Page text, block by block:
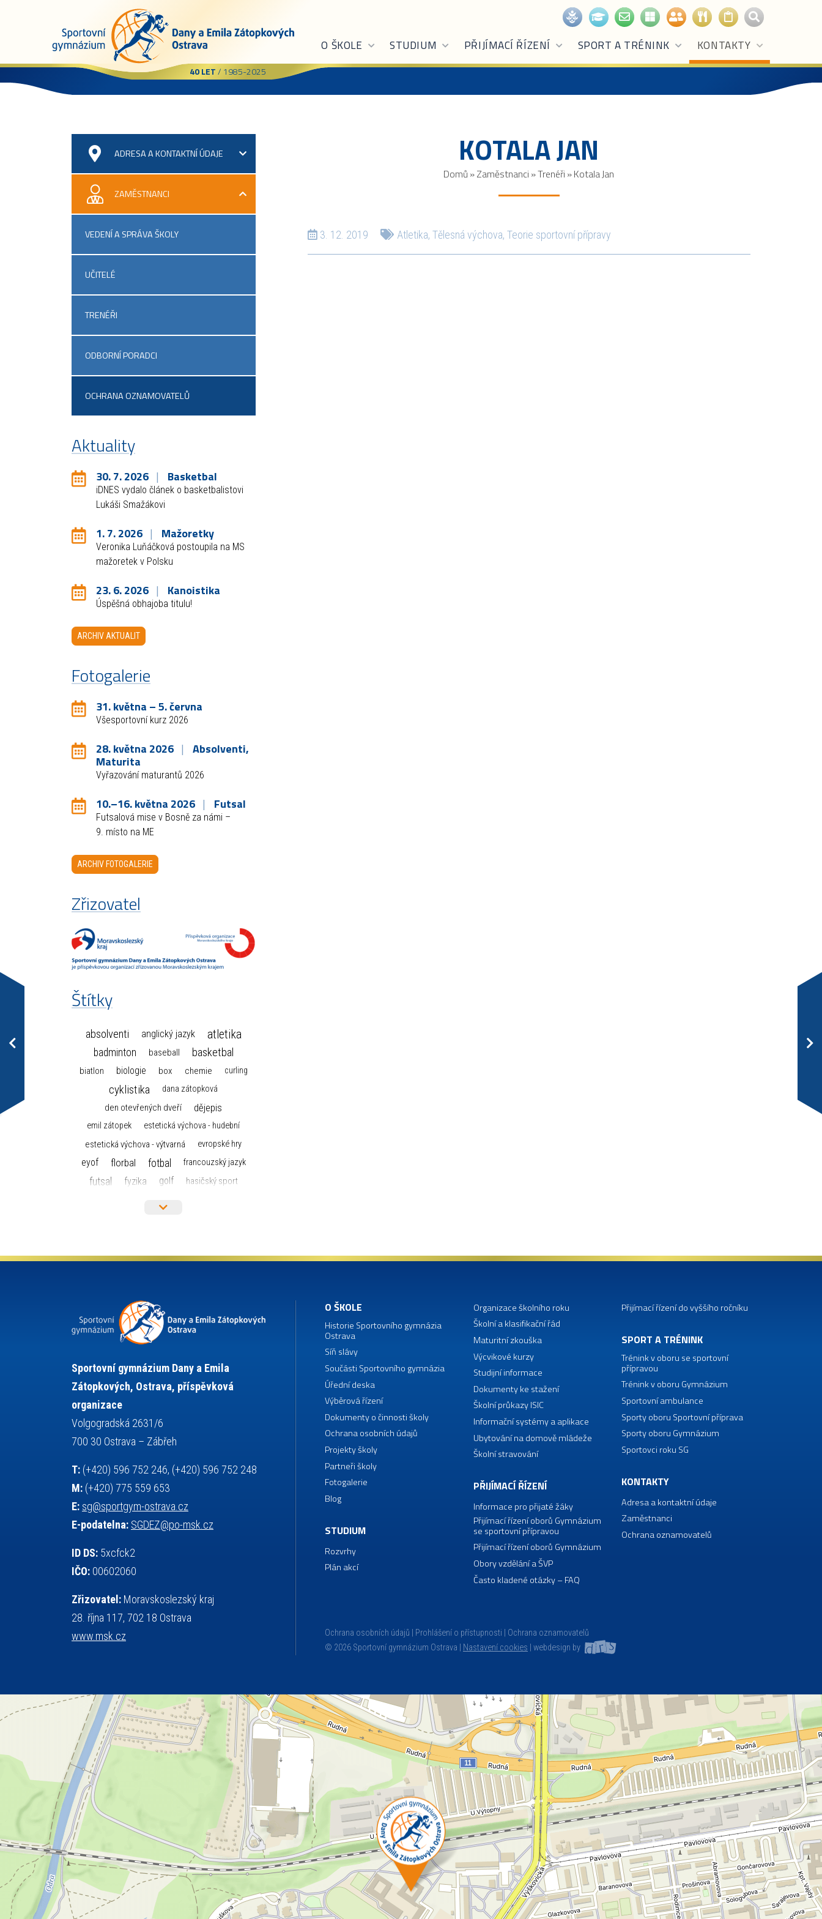
40 LET/ 1985-2025
O ŠKOLE STUDIUM PŘIJÍMACÍ ŘÍZENÍ SPORT A TRÉNINK KONTAKTY
KOTALA JAN
Domů »Zaměstnanci »Trenéři »Kotala Jan
3. 12. 2019 Atletika, Tělesná výchova, Teorie sportovní přípravy
ADRESA A KONTAKTNÍ ÚDAJE
ZAMĚSTNANCI
VEDENÍ A SPRÁVA ŠKOLY
UČITELÉ
TRENÉŘI
ODBORNÍ PORADCI
OCHRANA OZNAMOVATELŮ
Aktuality
30. 7. 2026 Basketbal
iDNES vydalo článek o basketbalistovi
Lukáši Smažákovi
1. 7. 2026 Mažoretky
Veronika Luňáčková postoupila na MS
mažoretek v Polsku
23. 6. 2026 Kanoistika
Úspěšná obhajoba titulu!
ARCHIV AKTUALIT
Fotogalerie
31. května – 5. června
Všesportovní kurz 2026
28. května 2026 Absolventi,
Maturita
Vyřazování maturantů 2026
10.–16. května 2026 Futsal
Futsalová mise v Bosně za námi –
9. místo na ME
ARCHIV FOTOGALERIE
Zřizovatel
Štítky
absolventi anglický jazyk atletika
badminton baseball basketbal
biatlon biologie box chemie curling
cyklistika dana zátopková
den otevřených dveří dějepis
emil zátopek estetická výchova - hudební
estetická výchova - výtvarná evropské hry
eyof florbal fotbal francouzský jazyk
futsal fyzika golf hasičský sport
krasobruslení
kultura a historie
moderní gymnastika
německý jazyk
občanská nauka
olympijské hry olympiáda dětí a mládeže
organizace plavání
pozvánka
požární sport
projekty přednáška
přijímací řízení
rychlobruslení
snowboarding
sportovní gymnastika sportovní lezení
squash stolní tenis
talentová zkouška
tanec
teorie sportovní přípravy
tělesná výchova
událost
volejbal
vzpírání
zeměpis základy společenských věd
zápas řeckořímský úřední deska
český jazyk
Sportovní gymnázium Dany a Emila
Zátopkových, Ostrava, příspěvková
organizace
Volgogradská 2631/6
700 30 Ostrava – Zábřeh
T: (+420) 596 752 246, (+420) 596 752 248
M: (+420) 775 559 653
E: sg@sportgym-ostrava.cz
E-podatelna: SGDEZ@po-msk.cz
ID DS: 5xcfck2
IČO: 00602060
Zřizovatel: Moravskoslezský kraj
28. října 117, 702 18 Ostrava
www.msk.cz
O ŠKOLE
Historie Sportovního gymnázia
Ostrava
Síň slávy
Součásti Sportovního gymnázia
Úřední deska
Výběrová řízení
Dokumenty o činnosti školy
Ochrana osobních údajů
Projekty školy
Partneři školy
Fotogalerie
Blog
STUDIUM
Rozvrhy
Plán akcí
Organizace školního roku
Školní a klasifikační řád
Maturitní zkouška
Výcvikové kurzy
Studijní informace
Dokumenty ke stažení
Školní průkazy ISIC
Informační systémy a aplikace
Ubytování na domově mládeže
Školní stravování
PŘIJÍMACÍ ŘÍZENÍ
Informace pro přijaté žáky
Přijímací řízení oborů Gymnázium
se sportovní přípravou
Přijímací řízení oborů Gymnázium
Obory vzdělání a ŠVP
Často kladené otázky – FAQ
Přijímací řízení do vyššího ročníku
SPORT A TRÉNINK
Trénink v oboru se sportovní
přípravou
Trénink v oboru Gymnázium
Sportovní ambulance
Sporty oboru Sportovní příprava
Sporty oboru Gymnázium
Sportovci roku SG
KONTAKTY
Adresa a kontaktní údaje
Zaměstnanci
Ochrana oznamovatelů
Ochrana osobních údajů Prohlášení o přístupnosti
Ochrana oznamovatelů
© 2026 Sportovní gymnázium Ostrava |
Nastavení cookies webdesign by